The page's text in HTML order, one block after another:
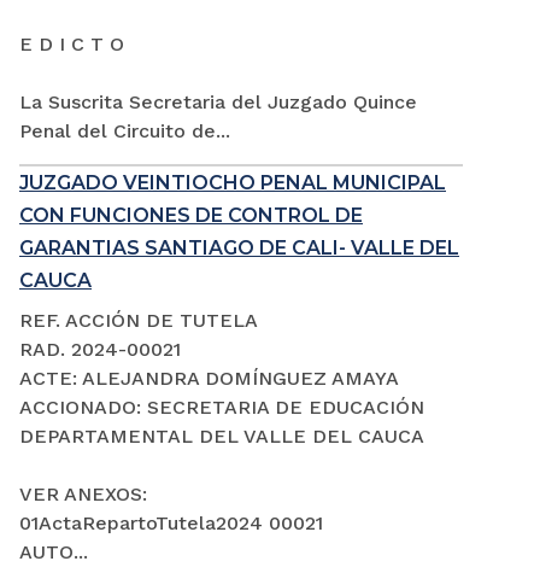
E D I C T O
La Suscrita Secretaria del Juzgado Quince
Penal del Circuito de...
JUZGADO VEINTIOCHO PENAL MUNICIPAL
CON FUNCIONES DE CONTROL DE
GARANTIAS SANTIAGO DE CALI- VALLE DEL
CAUCA
REF. ACCIÓN DE TUTELA
RAD. 2024-00021
ACTE: ALEJANDRA DOMÍNGUEZ AMAYA
ACCIONADO: SECRETARIA DE EDUCACIÓN
DEPARTAMENTAL DEL VALLE DEL CAUCA
VER ANEXOS:
01ActaRepartoTutela2024 00021
AUTO...